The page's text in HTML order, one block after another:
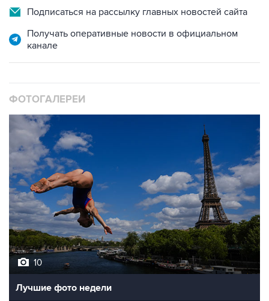
Получать оперативные новости в официальном
10
Лучшие фото недели